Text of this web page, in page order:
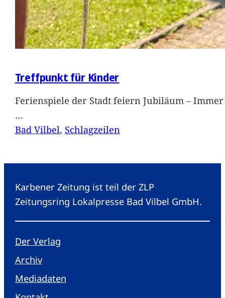
Treffpunkt für Kinder
Ferienspiele der Stadt feiern Jubiläum –
…
Bad Vilbel, Schlagzeilen
Karbener Zeitung ist teil der ZLP
Zeitungsring Lokalpresse Bad Vilbel GmbH.
Der Verlag
Archiv
Mediadaten